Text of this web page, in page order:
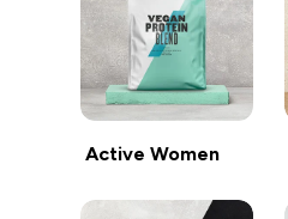
Active Women